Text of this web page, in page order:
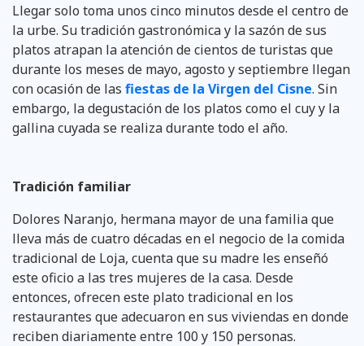
Llegar solo toma unos cinco minutos desde el centro de
la urbe. Su tradición gastronómica y la sazón de sus
platos atrapan la atención de cientos de turistas que
durante los meses de mayo, agosto y septiembre llegan
con ocasión de las fiestas de la Virgen del Cisne. Sin
embargo, la degustación de los platos como el cuy y la
gallina cuyada se realiza durante todo el año.
Tradición familiar
Dolores Naranjo, hermana mayor de una familia que
lleva más de cuatro décadas en el negocio de la comida
tradicional de Loja, cuenta que su madre les enseñó
este oficio a las tres mujeres de la casa. Desde
entonces, ofrecen este plato tradicional en los
restaurantes que adecuaron en sus viviendas en donde
reciben diariamente entre 100 y 150 personas.